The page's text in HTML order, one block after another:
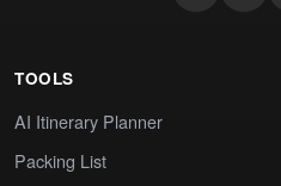
TOOLS
AI Itinerary Planner
Packing List